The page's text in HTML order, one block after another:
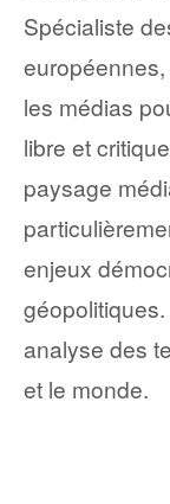
Spécialiste
les médias
libre et
paysage
enjeux
analyse des
et le monde.